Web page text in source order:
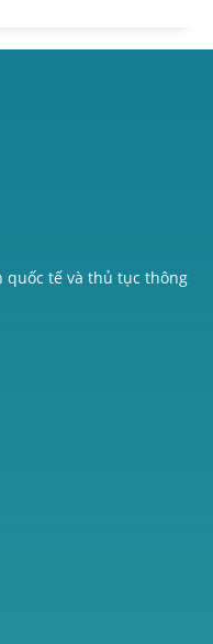
quốc tế và thủ tục thông